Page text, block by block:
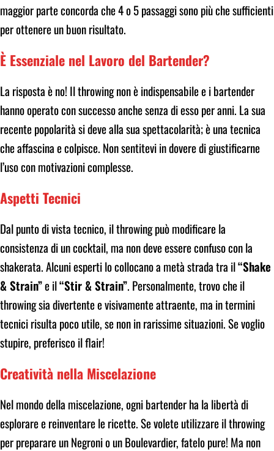
maggior parte concorda che 4 o 5 passaggi sono più che sufficienti
per ottenere un buon risultato.
È Essenziale nel Lavoro del Bartender?
La risposta è no! Il throwing non è indispensabile e i bartender
hanno operato con successo anche senza di esso per anni. La sua
recente popolarità si deve alla sua spettacolarità; è una tecnica
che affascina e colpisce. Non sentitevi in dovere di giustificarne
l’uso con motivazioni complesse.
Aspetti Tecnici
Dal punto di vista tecnico, il throwing può modificare la
consistenza di un cocktail, ma non deve essere confuso con la
shakerata. Alcuni esperti lo collocano a metà strada tra il“Shake
& Strain”e il“Stir & Strain”. Personalmente, trovo che il
throwing sia divertente e visivamente attraente, ma in termini
tecnici risulta poco utile, se non in rarissime situazioni. Se voglio
stupire, preferisco il flair!
Creatività nella Miscelazione
Nel mondo della miscelazione, ogni bartender ha la libertà di
esplorare e reinventare le ricette. Se volete utilizzare il throwing
per preparare un Negroni o un Boulevardier, fatelo pure! Ma non